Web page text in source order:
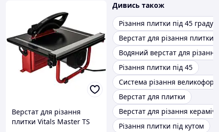
Верстат для різання
плитки Vitals Master TS
Дивись також
Різання плитки під 45
Верстат для різання плитки
Водяний верстат для
Різання плитки під 45
Система різання
Верстат для плитки
Верстат для різання
Різання плитки під кутом